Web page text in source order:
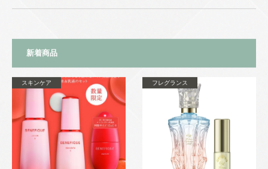
新着商品
スキンケア フレグランス